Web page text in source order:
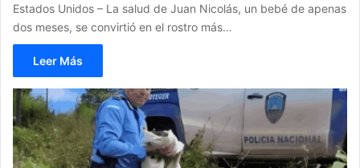
Estados Unidos – La salud de Juan Nicolás, un bebé de apenas
dos meses, se convirtió en el rostro más…
Leer Más